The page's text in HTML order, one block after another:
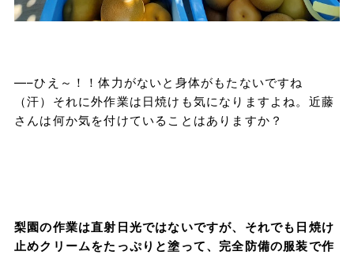
—–ひえ～！！体力がないと身体がもたないですね
（汗）それに外作業は日焼けも気になりますよね。近藤
さんは何か気を付けていることはありますか？
梨園の作業は直射日光ではないですが、それでも日焼け
止めクリームをたっぷりと塗って、完全防備の服装で作